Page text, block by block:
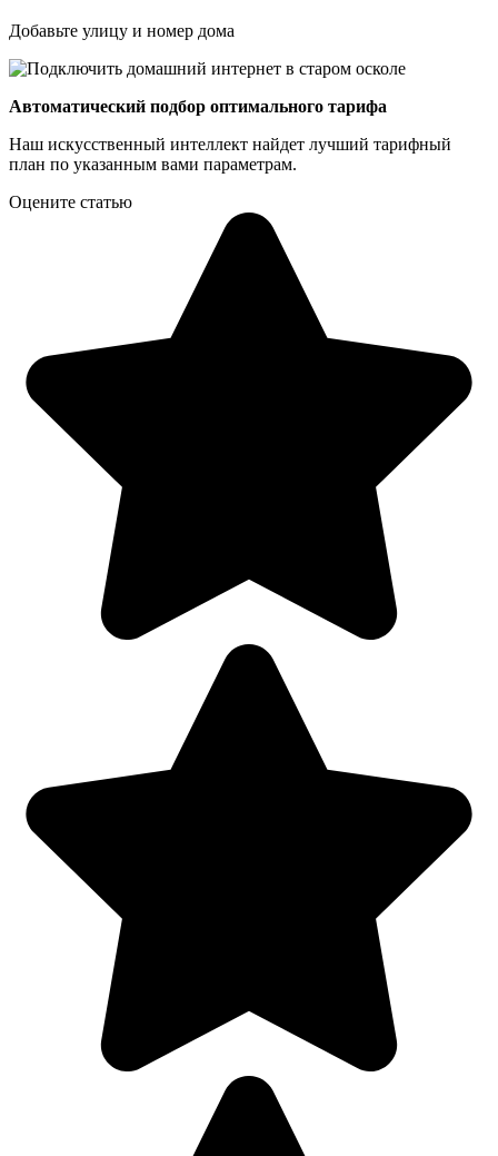
Добавьте улицу и номер дома
Автоматический подбор оптимального тарифа
Наш искусственный интеллект найдет лучший тарифный
план по указанным вами параметрам.
Оцените статью